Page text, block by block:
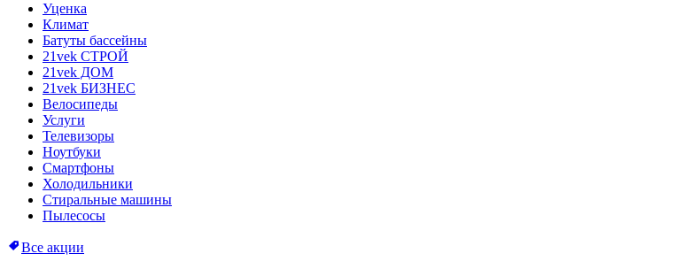
Уценка
Климат
Батуты бассейны
21vek СТРОЙ
21vek ДОМ
21vek БИЗНЕС
Велосипеды
Услуги
Телевизоры
Ноутбуки
Смартфоны
Холодильники
Стиральные машины
Пылесосы
Все акции